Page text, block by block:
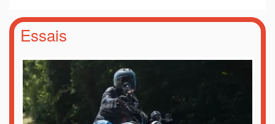
Essais